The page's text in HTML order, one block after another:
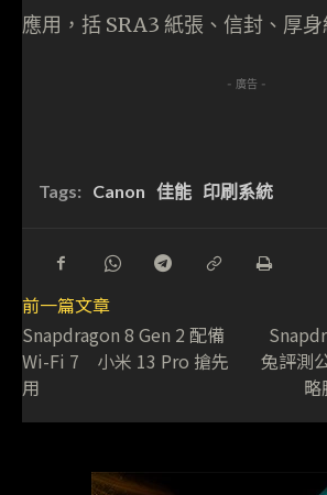
應用，括 SRA3 紙張、信封、厚身
- 廣告 -
Tags: Canon 佳能 印刷系統
前一篇文章
Snapdragon 8 Gen 2 配備
Wi-Fi 7 小米 13 Pro 搶先
用
兔評測
略